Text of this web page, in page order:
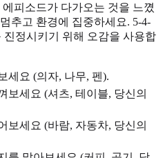
피소드가 다가오는 것을 느꼈
추고 환경에 집중하세요. 5-4-
진정시키기 위해 오감을 사용합
세요 (의자, 나무, 펜).
보세요 (셔츠, 테이블, 당신의
보세요 (바람, 자동차, 당신의